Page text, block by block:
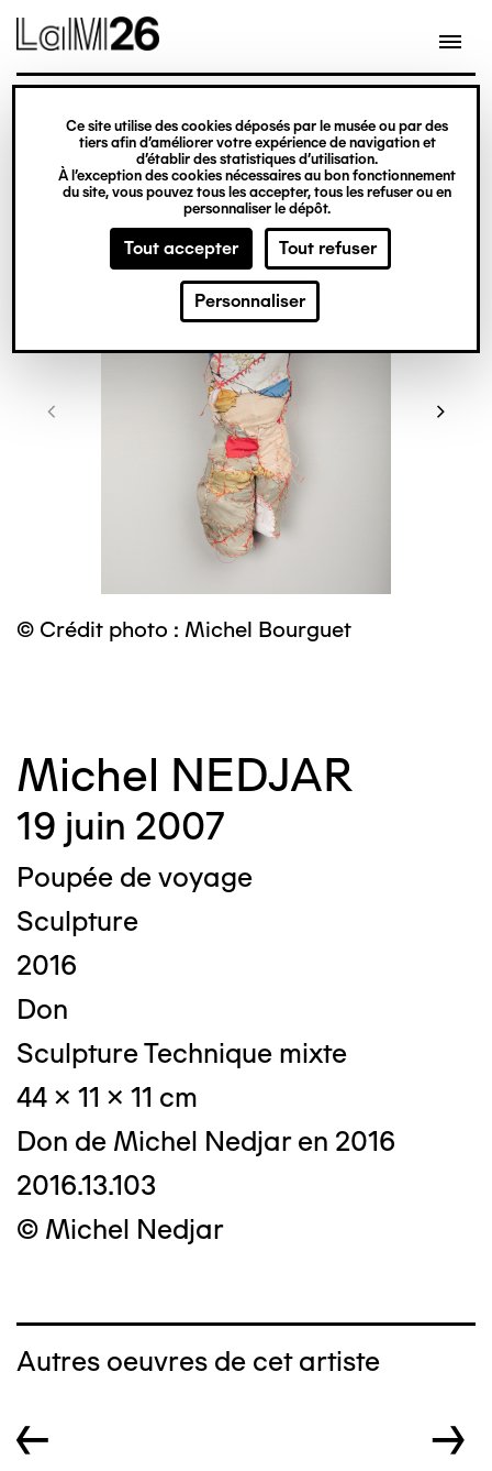
Gestion des cookies
Ce site utilise des cookies déposés par le musée ou par des
tiers afin d’améliorer votre expérience de navigation et
d’établir des statistiques d’utilisation.
À l’exception des cookies nécessaires au bon fonctionnement
du site, vous pouvez tous les accepter, tous les refuser ou en
personnaliser le dépôt.
Tout accepter Tout refuser
Personnaliser
contenu
© Crédit photo : Michel Bourguet
Michel NEDJAR
19 juin 2007
Poupée de voyage
Sculpture
2016
Don
Sculpture Technique mixte
44 x 11 x 11 cm
Don de Michel Nedjar en 2016
2016.13.103
© Michel Nedjar
Autres oeuvres de cet artiste
← →